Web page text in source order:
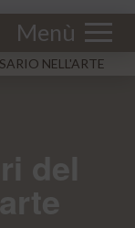
Menù
NELL'ARTE